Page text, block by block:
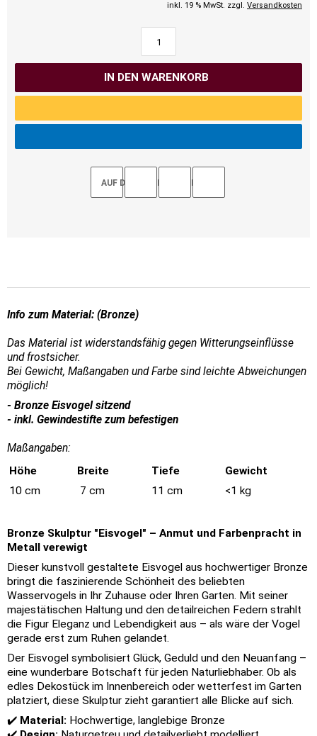
inkl. 19 % MwSt. zzgl. Versandkosten
IN DEN WARENKORB
AUF DEN MERKZETTEL
Info zum Material: (Bronze)
Das Material ist widerstandsfähig gegen Witterungseinflüsse
und frostsicher.
Bei Gewicht, Maßangaben und Farbe sind leichte Abweichungen
möglich!
- Bronze Eisvogel sitzend
- inkl. Gewindestifte zum befestigen
Maßangaben:
Höhe
Breite Tiefe
Gewicht
10 cm
7 cm 11 cm <1 kg
Bronze Skulptur "Eisvogel" – Anmut und Farbenpracht in
Metall verewigt
Dieser kunstvoll gestaltete Eisvogel aus hochwertiger Bronze
bringt die faszinierende Schönheit des beliebten
Wasservogels in Ihr Zuhause oder Ihren Garten. Mit seiner
majestätischen Haltung und den detailreichen Federn strahlt
die Figur Eleganz und Lebendigkeit aus – als wäre der Vogel
gerade erst zum Ruhen gelandet.
Der Eisvogel symbolisiert Glück, Geduld und den Neuanfang –
eine wunderbare Botschaft für jeden Naturliebhaber. Ob als
edles Dekostück im Innenbereich oder wetterfest im Garten
platziert, diese Skulptur zieht garantiert alle Blicke auf sich.
✔️ Material: Hochwertige, langlebige Bronze